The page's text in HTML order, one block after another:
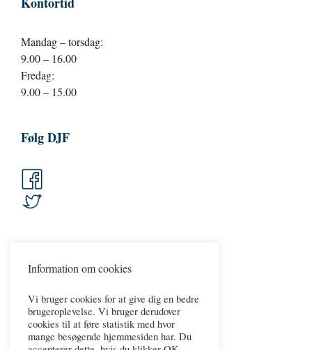
Mandag – torsdag:
9.00 – 16.00
Fredag:
9.00 – 15.00
Følg DJF
Information om cookies
Vi bruger cookies for at give dig en bedre
brugeroplevelse. Vi bruger derudover
cookies til at føre statistik med hvor
mange besøgende hjemmesiden har. Du